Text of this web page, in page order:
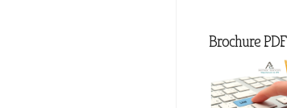
Brochure PDF